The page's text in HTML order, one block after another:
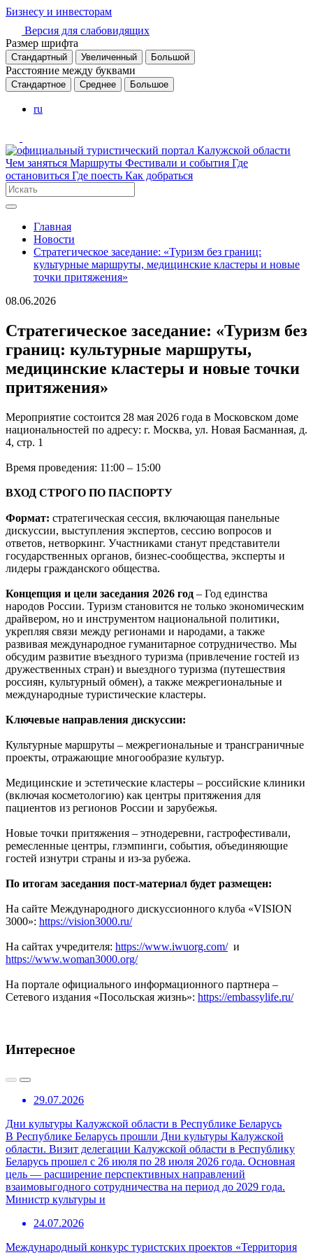
Бизнесу и инвесторам
Версия для слабовидящих
Размер шрифта
Стандартный Увеличенный Большой
Расстояние между буквами
Стандартное Среднее Большое
ru
Чем заняться Маршруты Фестивали и события Где
остановиться Где поесть Как добраться
Главная
Новости
Стратегическое заседание: «Туризм без границ:
культурные маршруты, медицинские кластеры и новые
точки притяжения»
08.06.2026
Стратегическое заседание: «Туризм без
границ: культурные маршруты,
медицинские кластеры и новые точки
притяжения»
Мероприятие состоится 28 мая 2026 года в Московском доме
национальностей по адресу: г. Москва, ул. Новая Басманная, д.
4, стр. 1
Время проведения: 11:00 – 15:00
ВХОД СТРОГО ПО ПАСПОРТУ
Формат: стратегическая сессия, включающая панельные
дискуссии, выступления экспертов, сессию вопросов и
ответов, нетворкинг. Участниками станут представители
государственных органов, бизнес-сообщества, эксперты и
лидеры гражданского общества.
Концепция и цели заседания 2026 год – Год единства
народов России. Туризм становится не только экономическим
драйвером, но и инструментом национальной политики,
укрепляя связи между регионами и народами, а также
развивая международное гуманитарное сотрудничество. Мы
обсудим развитие въездного туризма (привлечение гостей из
дружественных стран) и выездного туризма (путешествия
россиян, культурный обмен), а также межрегиональные и
международные туристические кластеры.
Ключевые направления дискуссии:
Культурные маршруты – межрегиональные и трансграничные
проекты, отражающие многообразие культур.
Медицинские и эстетические кластеры – российские клиники
(включая косметологию) как центры притяжения для
пациентов из регионов России и зарубежья.
Новые точки притяжения – этнодеревни, гастрофестивали,
ремесленные центры, глэмпинги, события, объединяющие
гостей изнутри страны и из-за рубежа.
По итогам заседания пост-материал будет размещен:
На сайте Международного дискуссионного клуба «VISION
3000»: https://vision3000.ru/
На сайтах учредителя: https://www.iwuorg.com/и
https://www.woman3000.org/
На портале официального информационного партнера –
Сетевого издания «Посольская жизнь»: https://embassylife.ru/
Интересное
29.07.2026
Дни культуры Калужской области в Республике Беларусь
В Республике Беларусь прошли Дни культуры Калужской
области. Визит делегации Калужской области в Республику
Беларусь прошел с 26 июля по 28 июля 2026 года. Основная
цель — расширение перспективных направлений
взаимовыгодного сотрудничества на период до 2029 года.
Министр культуры и
24.07.2026
Международный конкурс туристских проектов «Территория